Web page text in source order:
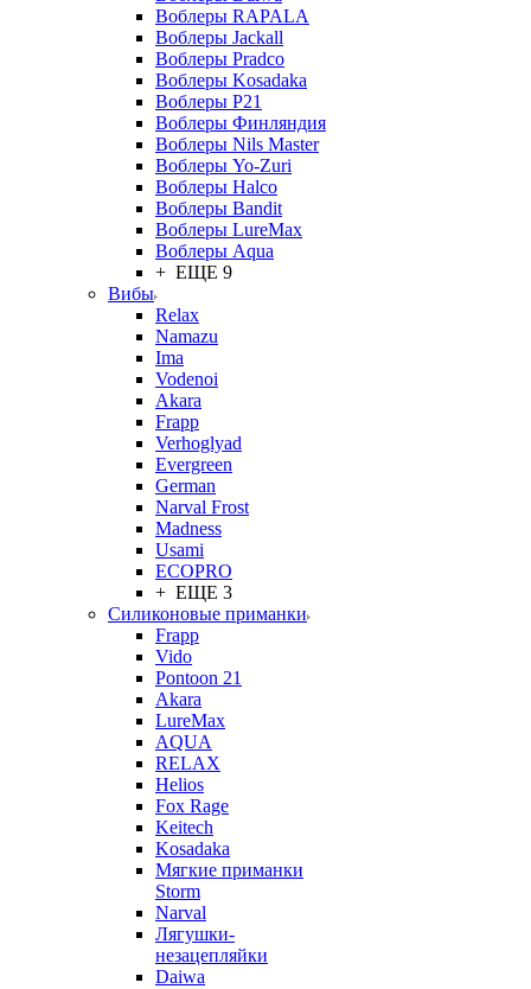
Воблеры RAPALA
Воблеры Jackall
Воблеры Pradco
Воблеры Kosadaka
Воблеры P21
Воблеры Финляндия
Воблеры Nils Master
Воблеры Yo-Zuri
Воблеры Halco
Воблеры Bandit
Воблеры LureMax
Воблеры Aqua
+ ЕЩЕ 9
Вибы
Relax
Namazu
Ima
Vodenoi
Akara
Frapp
Verhoglyad
Evergreen
German
Narval Frost
Madness
Usami
ECOPRO
+ ЕЩЕ 3
Силиконовые приманки
Frapp
Vido
Pontoon 21
Akara
LureMax
AQUA
RELAX
Helios
Fox Rage
Keitech
Kosadaka
Мягкие приманки
Storm
Narval
Лягушки-
незацепляйки
Daiwa